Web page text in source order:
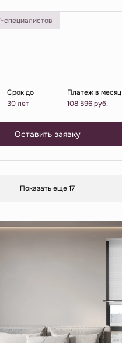
специалистов
Срок до
30 лет
Платеж в месяц
108 596руб.
Оставить заявку
Показать еще 17